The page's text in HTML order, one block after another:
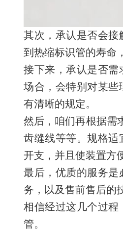
其次，承认是否会
到热缩标识管的寿命
接下来，承认是否
场合，会特别对某
有清晰的规定。
然后，咱们再根据需
齿缝线等等。规格
开支，并且使装置方
最后，优质的服务
务，以及售前售后的
相信经过这几个过
管。